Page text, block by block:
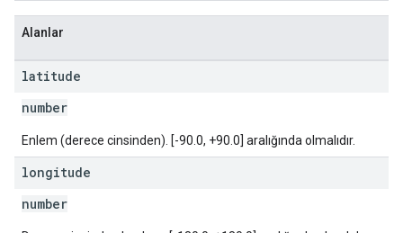
Alanlar
latitude
number
Enlem (derece cinsinden). [-90.0, +90.0] aralığında olmalıdır.
longitude
number